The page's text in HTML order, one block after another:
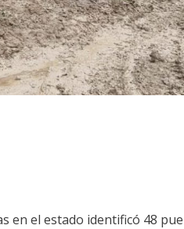
en el estado identificó 48